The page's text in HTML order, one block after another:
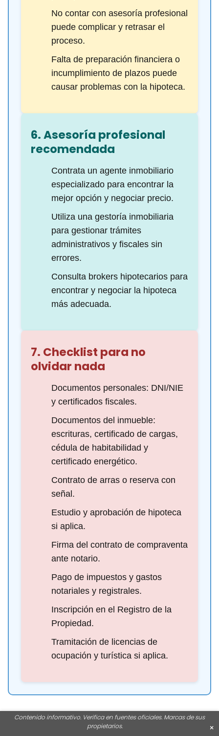
No contar con asesoría profesional
puede complicar y retrasar el
proceso.
Falta de preparación financiera o
incumplimiento de plazos puede
causar problemas con la hipoteca.
6. Asesoría profesional
recomendada
Contrata un agente inmobiliario
especializado para encontrar la
mejor opción y negociar precio.
Utiliza una gestoría inmobiliaria
para gestionar trámites
administrativos y fiscales sin
errores.
Consulta brokers hipotecarios para
encontrar y negociar la hipoteca
más adecuada.
7. Checklist para no
olvidar nada
Documentos personales: DNI/NIE
y certificados fiscales.
Documentos del inmueble:
escrituras, certificado de cargas,
cédula de habitabilidad y
certificado energético.
Contrato de arras o reserva con
señal.
Estudio y aprobación de hipoteca
si aplica.
Firma del contrato de compraventa
ante notario.
Pago de impuestos y gastos
notariales y registrales.
Inscripción en el Registro de la
Propiedad.
Tramitación de licencias de
ocupación y turística si aplica.
Contenido informativo. Verifica en fuentes oficiales. Marcas de sus
propietarios.
×